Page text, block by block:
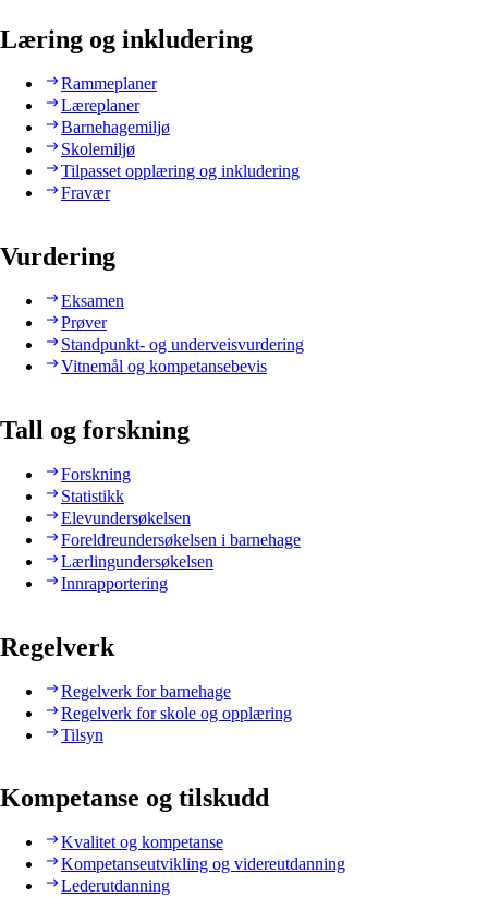
Læring og inkludering
Rammeplaner
Læreplaner
Barnehagemiljø
Skolemiljø
Tilpasset opplæring og inkludering
Fravær
Vurdering
Eksamen
Prøver
Standpunkt- og underveisvurdering
Vitnemål og kompetansebevis
Tall og forskning
Forskning
Statistikk
Elevundersøkelsen
Foreldreundersøkelsen i barnehage
Lærlingundersøkelsen
Innrapportering
Regelverk
Regelverk for barnehage
Regelverk for skole og opplæring
Tilsyn
Kompetanse og tilskudd
Kvalitet og kompetanse
Kompetanseutvikling og videreutdanning
Lederutdanning